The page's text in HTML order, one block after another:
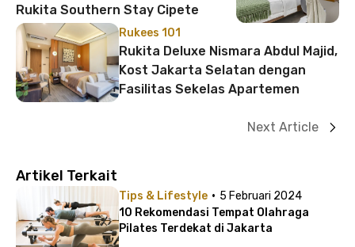
Rukita Southern Stay Cipete
Rukees 101
Rukita Deluxe Nismara Abdul Majid,
Kost Jakarta Selatan dengan
Fasilitas Sekelas Apartemen
Next Article
Artikel Terkait
Tips & Lifestyle · 5 Februari 2024
10 Rekomendasi Tempat Olahraga
Pilates Terdekat di Jakarta